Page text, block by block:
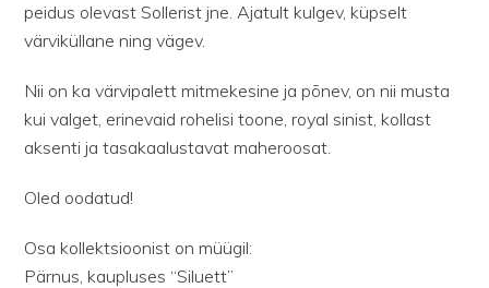
peidus olevast Sollerist jne. Ajatult kulgev, küpselt
värviküllane ning vägev.
Nii on ka värvipalett mitmekesine ja põnev, on nii musta
kui valget, erinevaid rohelisi toone, royal sinist, kollast
aksenti ja tasakaalustavat maheroosat.
Oled oodatud!
Osa kollektsioonist on müügil:
Pärnus, kaupluses “Siluett”